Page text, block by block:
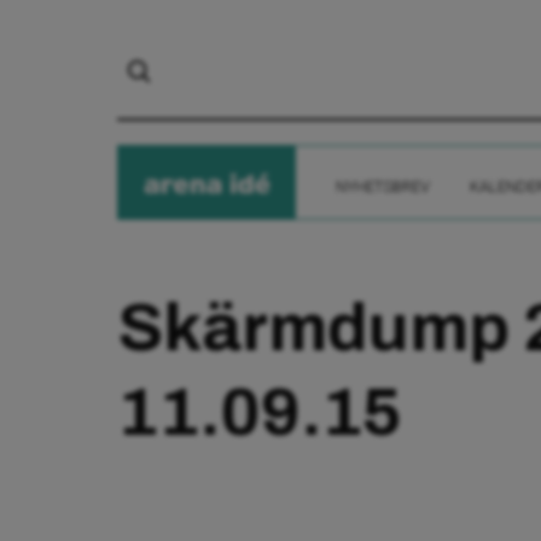
arenaide KALENDER
Skärmdump
11.09.15